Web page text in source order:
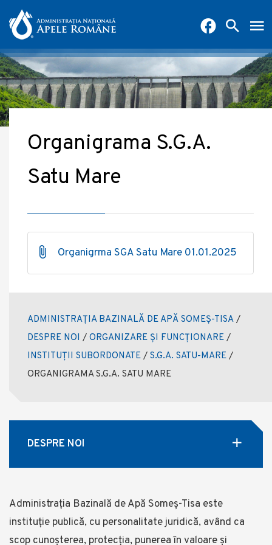
Organigrama S.G.A.
Satu Mare
Organigrma SGA Satu Mare 01.01.2025
ADMINISTRAȚIA BAZINALĂ DE APĂ SOMEȘ-TISA /
DESPRE NOI / ORGANIZARE ȘI FUNCȚIONARE /
INSTITUȚII SUBORDONATE / S.G.A. SATU-MARE /
ORGANIGRAMA S.G.A. SATU MARE
DESPRE NOI
Administrația Bazinală de Apă Someş-Tisa este
instituţie publică, cu personalitate juridică, având ca
scop cunoşterea, protecţia, punerea în valoare şi